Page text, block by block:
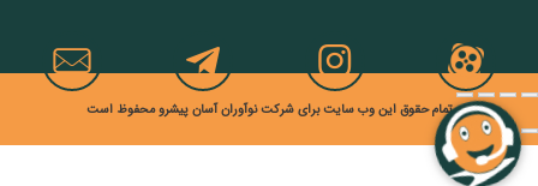
تمام حقوق این وب سایت برای شرکت نوآوران آسان پیشرو محفوظ است